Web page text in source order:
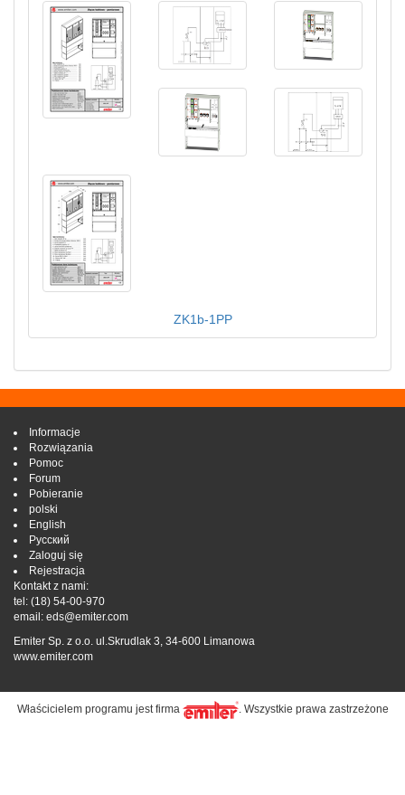
ZK1b-1PP
Informacje
Rozwiązania
Pomoc
Forum
Pobieranie
polski
English
Русский
Zaloguj się
Rejestracja
Kontakt z nami:
tel: (18) 54-00-970
email: eds@emiter.com
Emiter Sp. z o.o. ul.Skrudlak 3, 34-600 Limanowa
www.emiter.com
Właścicielem programu jest firma . Wszystkie prawa zastrzeżone